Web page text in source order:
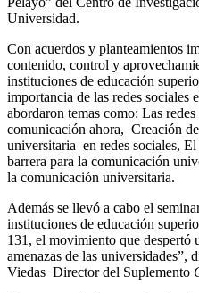
Universidad.
Con acuerdos y planteamientos
contenido, control y
instituciones de educación
importancia de las redes sociales
abordaron temas como: Las
comunicación ahora, Creación
universitaria en redes sociales,
barrera para la comunicación
la comunicación universitaria.
Además se llevó a cabo el
instituciones de educación
131, el movimiento que despertó
amenazas de las
Viedas Director del Suplemento